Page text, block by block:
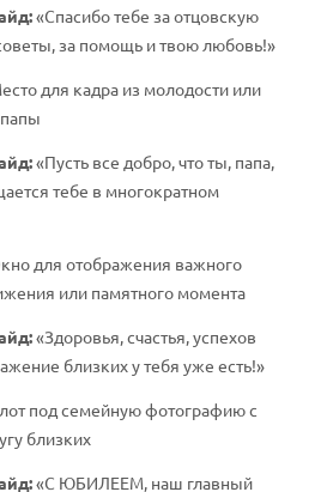
«Спасибо тебе за отцовскую
за помощь и твою любовь!»
для кадра из молодости или
«Пусть все добро, что ты, папа,
тебе в многократном
для отображения важного
или памятного момента
«Здоровья, счастья, успехов
близких у тебя уже есть!»
под семейную фотографию с
близких
«С ЮБИЛЕЕМ, наш главный